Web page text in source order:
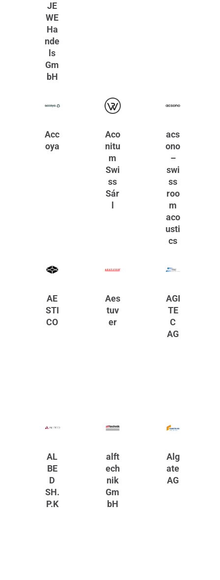
JE
WE
Ha
nde
ls
Gm
bH
Acc
oya
Aco
nitu
m
Swi
ss
Sár
acs
ono
–
swi
ss
roo
m
aco
usti
cs
AE
STI
CO
Aes
tuv
er
AGI
TE
C
AG
AL
BE
D
SH.
P.K
alft
ech
nik
Gm
bH
Alg
ate
AG